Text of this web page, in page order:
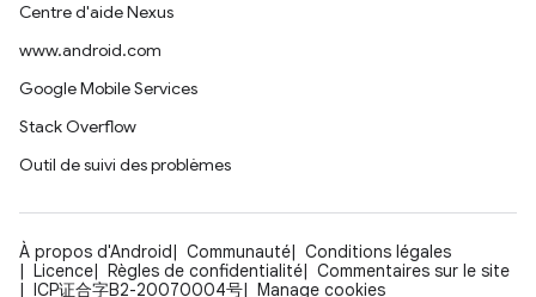
Centre d'aide Nexus
www.android.com
Google Mobile Services
Stack Overflow
Outil de suivi des problèmes
À propos d'Android Communauté
Conditions légales
Licence
Règles de confidentialité
Commentaires sur le site
ICP证合字B2-20070004号
Manage cookies